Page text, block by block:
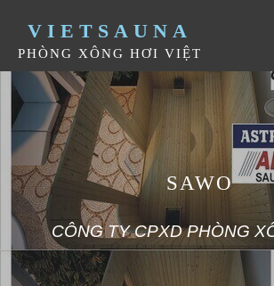
VIETSAUNA
PHÒNG XÔNG HƠI VIỆT
SAWO
CÔNG TY CPXD PHÒNG